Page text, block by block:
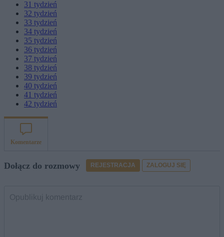
31 tydzień
32 tydzień
33 tydzień
34 tydzień
35 tydzień
36 tydzień
37 tydzień
38 tydzień
39 tydzień
40 tydzień
41 tydzień
42 tydzień